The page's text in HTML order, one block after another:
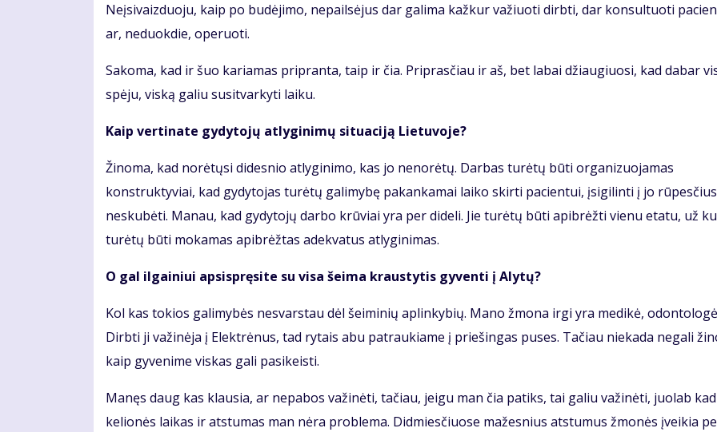
Neįsivaizduoju, kaip po budėjimo, nepailsėjus dar galima kažkur važiuoti dirbti, dar konsultuoti
ar, neduokdie, operuoti.
Sakoma, kad ir šuo kariamas pripranta, taip ir čia. Priprasčiau ir aš, bet labai džiaugiuosi, kad dabar
spėju, viską galiu susitvarkyti laiku.
Kaip vertinate gydytojų atlyginimų situaciją Lietuvoje?
Žinoma, kad norėtųsi didesnio atlyginimo, kas jo nenorėtų. Darbas turėtų būti organizuojamas
konstruktyviai, kad gydytojas turėtų galimybę pakankamai laiko skirti pacientui, įsigilinti į jo
neskubėti. Manau, kad gydytojų darbo krūviai yra per dideli. Jie turėtų būti apibrėžti vienu etatu, už
turėtų būti mokamas apibrėžtas adekvatus atlyginimas.
O gal ilgainiui apsispręsite su visa šeima kraustytis gyventi į Alytų?
Kol kas tokios galimybės nesvarstau dėl šeiminių aplinkybių. Mano žmona irgi yra medikė,
Dirbti ji važinėja į Elektrėnus, tad rytais abu patraukiame į priešingas puses. Tačiau niekada negali
kaip gyvenime viskas gali pasikeisti.
Manęs daug kas klausia, ar nepabos važinėti, tačiau, jeigu man čia patiks, tai galiu važinėti, juolab kad
kelionės laikas ir atstumas man nėra problema. Didmiesčiuose mažesnius atstumus žmonės įveikia